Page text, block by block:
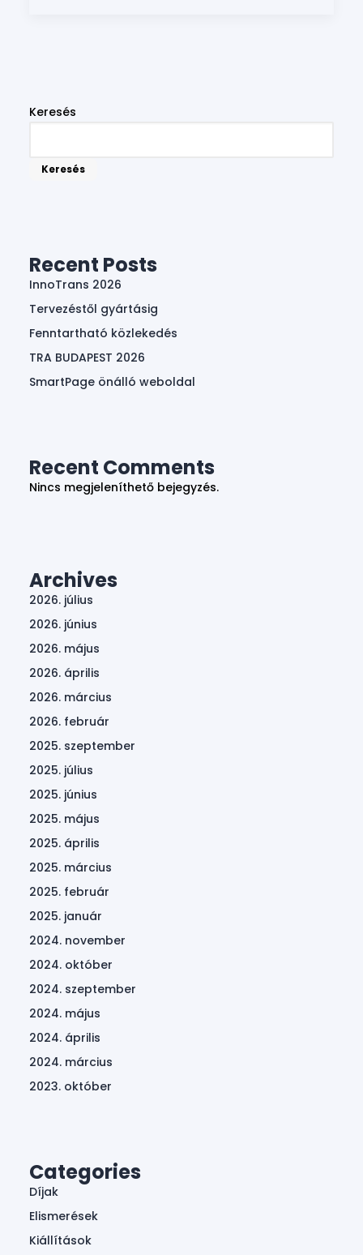
Keresés
Keresés
Recent Posts
InnoTrans 2026
Tervezéstől gyártásig
Fenntartható közlekedés
TRA BUDAPEST 2026
SmartPage önálló weboldal
Recent Comments
Nincs megjeleníthető bejegyzés.
Archives
2026. július
2026. június
2026. május
2026. április
2026. március
2026. február
2025. szeptember
2025. július
2025. június
2025. május
2025. április
2025. március
2025. február
2025. január
2024. november
2024. október
2024. szeptember
2024. május
2024. április
2024. március
2023. október
Categories
Díjak
Elismerések
Kiállítások